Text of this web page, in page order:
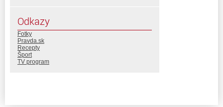
Odkazy
Fotky
Pravda.sk
Recepty
Šport
TV program